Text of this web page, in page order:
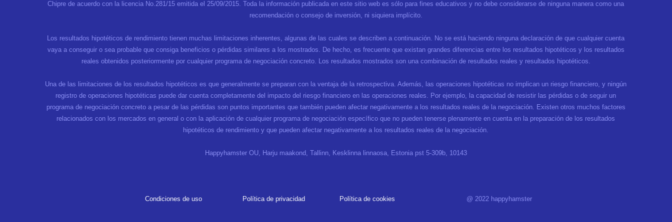
Condiciones de uso Política de privacidad Política de cookies @ 2022 happyhamster
Chipre de acuerdo con la licencia No.281/15 emitida el 25/09/2015. Toda la información publicada en este sitio web es sólo para fines educativos y no debe considerarse de ninguna manera como una
recomendación o consejo de inversión, ni siquiera implícito.
Los resultados hipotéticos de rendimiento tienen muchas limitaciones inherentes, algunas de las cuales se describen a continuación. No se está haciendo ninguna declaración de que cualquier cuenta
vaya a conseguir o sea probable que consiga beneficios o pérdidas similares a los mostrados. De hecho, es frecuente que existan grandes diferencias entre los resultados hipotéticos y los resultados
reales obtenidos posteriormente por cualquier programa de negociación concreto. Los resultados mostrados son una combinación de resultados reales y resultados hipotéticos.
Una de las limitaciones de los resultados hipotéticos es que generalmente se preparan con la ventaja de la retrospectiva. Además, las operaciones hipotéticas no implican un riesgo financiero, y ningún
registro de operaciones hipotéticas puede dar cuenta completamente del impacto del riesgo financiero en las operaciones reales. Por ejemplo, la capacidad de resistir las pérdidas o de seguir un
programa de negociación concreto a pesar de las pérdidas son puntos importantes que también pueden afectar negativamente a los resultados reales de la negociación. Existen otros muchos factores
relacionados con los mercados en general o con la aplicación de cualquier programa de negociación específico que no pueden tenerse plenamente en cuenta en la preparación de los resultados
hipotéticos de rendimiento y que pueden afectar negativamente a los resultados reales de la negociación.
Happyhamster OU, Harju maakond, Tallinn, Kesklinna linnaosa, Estonia pst 5-309b, 10143